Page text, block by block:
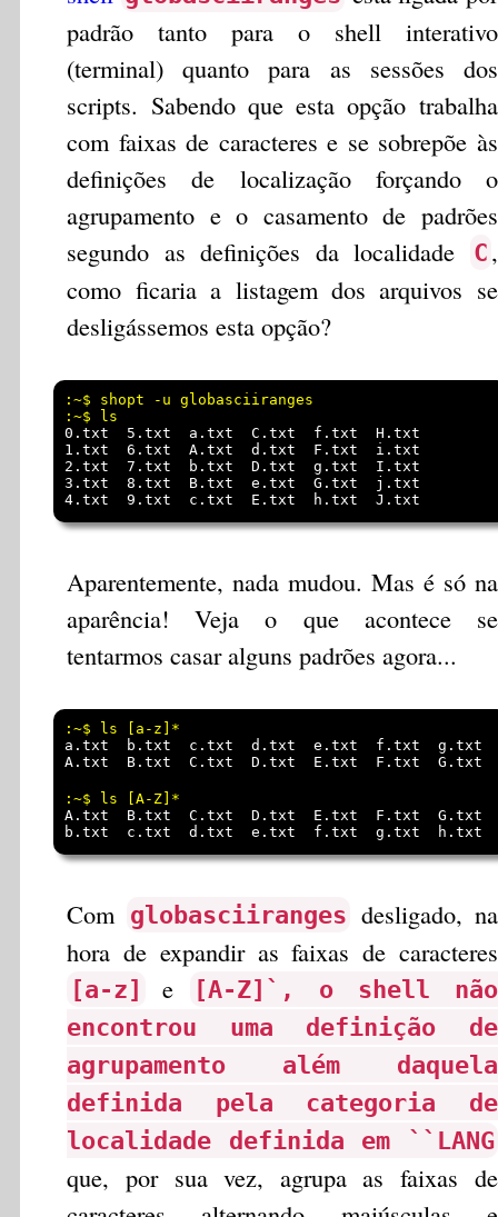
padrão tanto para o shell interativo
(terminal) quanto para as sessões dos
scripts. Sabendo que esta opção trabalha
com faixas de caracteres e se sobrepõe às
definições de localização forçando o
agrupamento e o casamento de padrões
segundo as definições da localidade
C,
como ficaria a listagem dos arquivos se
desligássemos esta opção?
:~$ shopt -u globasciiranges
0.txt  5.txt  a.txt  C.txt  f.txt  H.txt
1.txt  6.txt  A.txt  d.txt  F.txt  i.txt
2.txt  7.txt  b.txt  D.txt  g.txt  I.txt
3.txt  8.txt  B.txt  e.txt  G.txt  j.txt
Aparentemente, nada mudou. Mas é só na
aparência! Veja o que acontece se
tentarmos casar alguns padrões agora...
a.txt  b.txt  c.txt  d.txt  e.txt  f.txt
A.txt  B.txt  C.txt  D.txt  E.txt  F.txt
Com globasciiranges desligado, na
hora de expandir as faixas de caracteres
[a-z] e
[A-Z]`, o shell não
encontrou uma definição de
agrupamento além daquela
definida pela categoria de
localidade definida em ``LANG
que, por sua vez, agrupa as faixas de